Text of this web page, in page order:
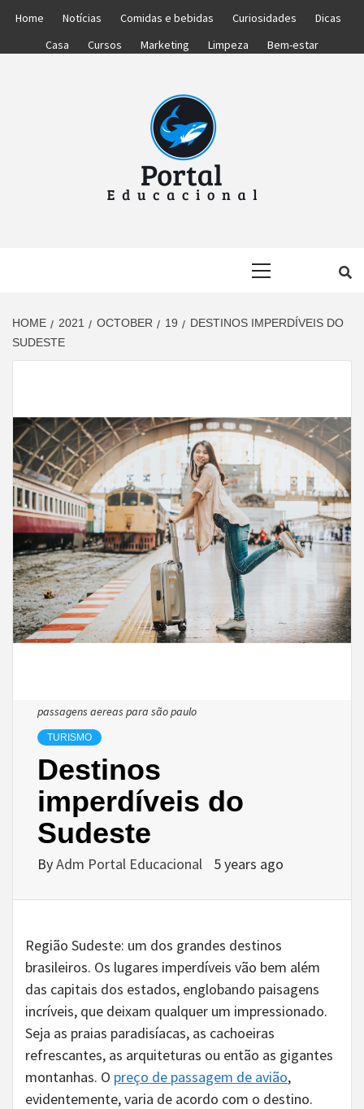
Home Notícias Comidas e bebidas Curiosidades
Dicas
Casa
Cursos Marketing Limpeza Bem-estar
HOME 2021 OCTOBER 19
DESTINOS IMPERDÍVEIS DO
SUDESTE
passagens aereas para são paulo
TURISMO
Destinos
imperdíveis do
Sudeste
ByAdm Portal Educacional 5 years ago
Região Sudeste: um dos grandes destinos
brasileiros. Os lugares imperdíveis vão bem além
das capitais dos estados, englobando paisagens
incríveis, que deixam qualquer um impressionado.
Seja as praias paradisíacas, as cachoeiras
refrescantes, as arquiteturas ou então as gigantes
montanhas. O preço de passagem de avião,
evidentemente, varia de acordo com o destino.